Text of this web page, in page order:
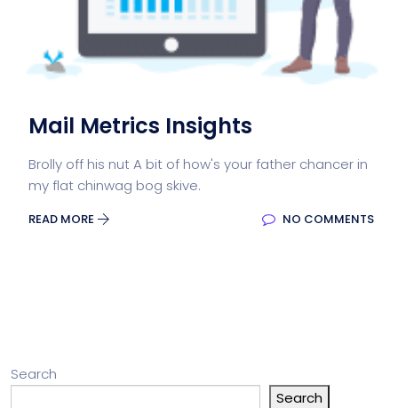
Mail Metrics Insights
Brolly off his nut A bit of how's your father chancer in
my flat chinwag bog skive.
READ MORE NO COMMENTS
Search
Search